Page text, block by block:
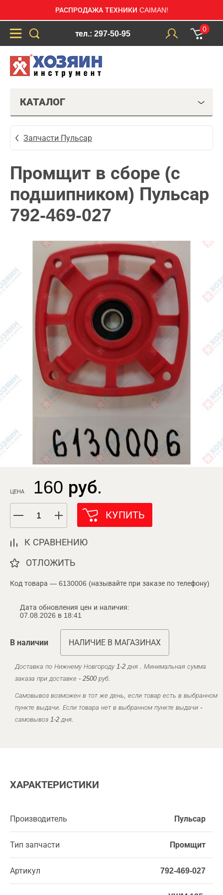
РАСПРОДАЖА ТЕХНИКИ CAIMAN!
тел.: 297-50-95
0
КАТАЛОГ
Запчасти Пульсар
Промщит в сборе (с
подшипником) Пульсар
792-469-027
ЦЕНА 160 руб.
КУПИТЬ
К СРАВНЕНИЮ
ОТЛОЖИТЬ
Код товара — 6130006 (называйте при заказе по телефону)
Дата обновления цен и наличия:
07.08.2026 в 18:41
В наличии НАЛИЧИЕ В МАГАЗИНАХ
Доставка по Нижнему Новгороду 1-2 дня . Минимальная сумма
заказа при доставке - 2500 руб.
Самовывоз возможен в тот же день, если товар есть в выбранном
пункте выдачи. Если товара нет в выбранном пункте выдачи -
самовывоз 1-2 дня.
ХАРАКТЕРИСТИКИ
Производитель Пульсар
Тип запчасти Промщит
Артикул 792-469-027